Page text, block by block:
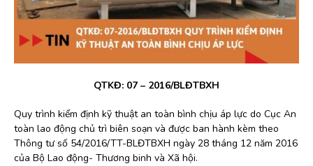
QTKĐ: 07 – 2016/BLĐTBXH
Quy trình kiểm định kỹ thuật an toàn bình chịu áp lực do Cục An
toàn lao động chủ trì biên soạn và được ban hành kèm theo
Thông tư số 54/2016/TT-BLĐTBXH ngày 28 tháng 12 năm 2016
của Bộ Lao động- Thương binh và Xã hội.